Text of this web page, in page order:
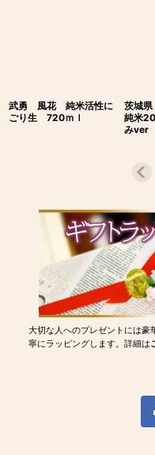
武勇 風花 純米活性に
ごり生 720ｍｌ
茨城
純米
み
大切な人へのプレゼントには豪
寧にラッピングします。詳細は